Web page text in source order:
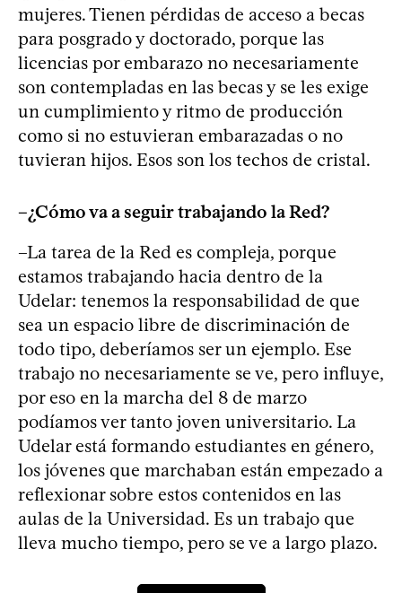
mujeres. Tienen pérdidas de acceso a becas
para posgrado y doctorado, porque las
licencias por embarazo no necesariamente
son contempladas en las becas y se les exige
un cumplimiento y ritmo de producción
como si no estuvieran embarazadas o no
tuvieran hijos. Esos son los techos de cristal.
–¿Cómo va a seguir trabajando la Red?
–La tarea de la Red es compleja, porque
estamos trabajando hacia dentro de la
Udelar: tenemos la responsabilidad de que
sea un espacio libre de discriminación de
todo tipo, deberíamos ser un ejemplo. Ese
trabajo no necesariamente se ve, pero influye,
por eso en la marcha del 8 de marzo
podíamos ver tanto joven universitario. La
Udelar está formando estudiantes en género,
los jóvenes que marchaban están empezado a
reflexionar sobre estos contenidos en las
aulas de la Universidad. Es un trabajo que
lleva mucho tiempo, pero se ve a largo plazo.